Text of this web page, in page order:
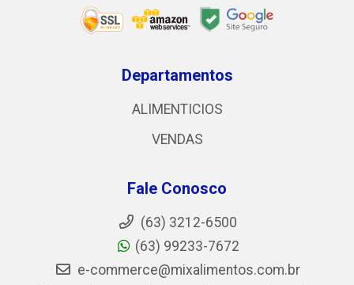
Departamentos
ALIMENTICIOS
VENDAS
Fale Conosco
(63) 3212-6500
(63) 99233-7672
e-commerce@mixalimentos.com.br